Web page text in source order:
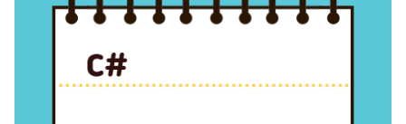
오류는 다양한 원인이 있을 수 있습니다. 윈도우 버전과의 호환성 문제, 잘못된
에게 중요한 정보를 제공하기도 하지만, 때로는 단순한 정보 전달을 위한 것일
수 있습니다. 이런 오류 메시지를 매번 수동으로 닫는 것은 사용자의 작업 효율